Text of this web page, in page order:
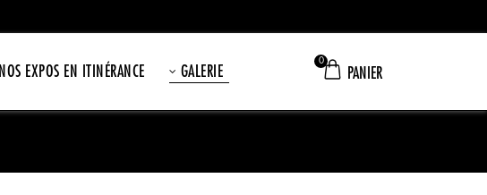
NOS EXPOS EN ITINÉRANCE GALERIE
0
PANIER